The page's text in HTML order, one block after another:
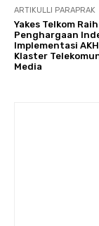
ARTIKULLI PARAPRAK
Yakes Telkom Raih
Penghargaan
Implementasi
Klaster
Media